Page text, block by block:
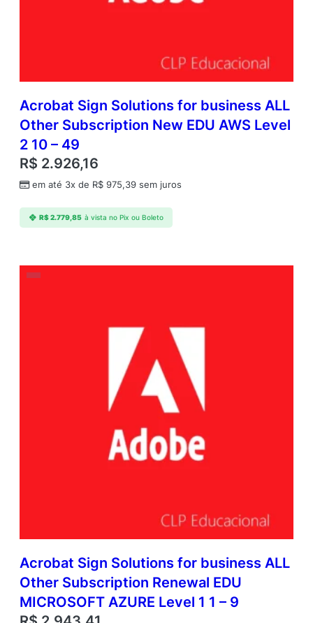
Acrobat Sign Solutions for business ALL
Other Subscription New EDU AWS Level
2 10 – 49
R$ 2.926,16
em até 3x de R$ 975,39 sem juros
R$2.779,85 à vista no Pix ou Boleto
Acrobat Sign Solutions for business ALL
Other Subscription Renewal EDU
MICROSOFT AZURE Level 1 1 – 9